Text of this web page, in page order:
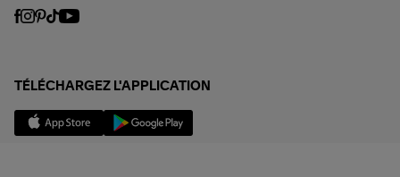
TÉLÉCHARGEZ L'APPLICATION